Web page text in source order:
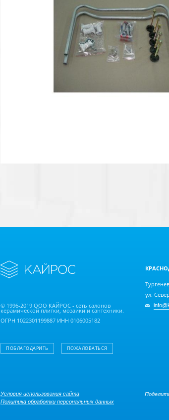
© 1996-2019 ООО КАЙРОС - сеть салонов
керамической плитки, мозаики и сантехники.
ОГРН 1022301199887 ИНН 0106005182
ПОБЛАГОДАРИТЬ ПОЖАЛОВАТЬСЯ
ул.
Условия использования сайта
Политика обработки персональных данных